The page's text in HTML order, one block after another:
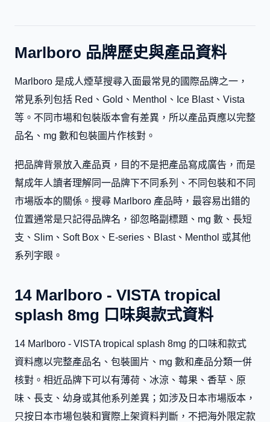
Marlboro 品牌歷史與產品資料
Marlboro 是成人煙草搜尋入面最常見的國際品牌之一，
常見系列包括 Red、Gold、Menthol、Ice Blast、Vista
等。不同市場和包裝版本會有差異，所以產品頁應以完整
品名、mg 數和包裝圖片作核對。
把品牌背景放入產品頁，目的不是把產品寫成廣告，而是
幫成年人讀者理解同一品牌下不同系列、不同包裝和不同
市場版本的關係。搜尋 Marlboro 產品時，最容易出錯的
位置通常是只記得品牌名，卻忽略副標題、mg 數、長短
支、Slim、Soft Box、E-series、Blast、Menthol 或其他
系列字眼。
14 Marlboro - VISTA tropical
splash 8mg 口味與款式資料
14 Marlboro - VISTA tropical splash 8mg 的口味和款式
資料應以完整產品名、包裝圖片、mg 數和產品分類一併
核對。相近品牌下可以有薄荷、冰涼、莓果、香草、原
味、長支、幼身或其他系列差異；如涉及日本市場版本，
只按日本市場包裝和實際上架資料判斷，不把海外限定款